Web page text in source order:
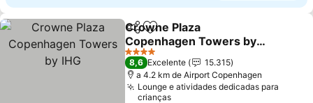
PartilharAdicionar aos favoritos
Crowne Plaza
Copenhagen Towers by
IHG
4 Estrelas
8,6 Excelente
15.315
a 4.2 km de Airport Copenhagen
Lounge e atividades dedicadas para
crianças